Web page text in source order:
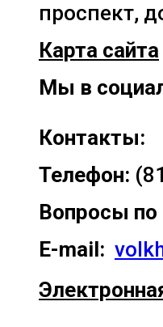
проспект,
Карта сайта
Мы в
Контакты:
Телефон:
Вопросы по
E-mail: